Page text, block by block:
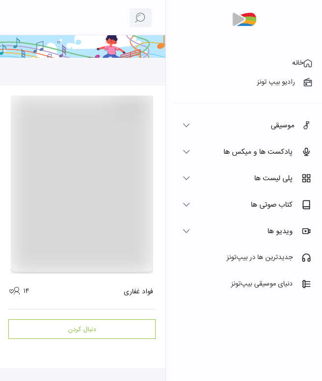
خانه
رادیو بیپ تونز
موسیقی
پادکست ها و میکس ها
پلی لیست ها
کتاب صوتی ها
ویدیو ها
جدیدترین ها در بیپ‌تونز
دنیای موسیقی بیپ‌تونز
فواد غفاری ۱۴
دنبال کردن